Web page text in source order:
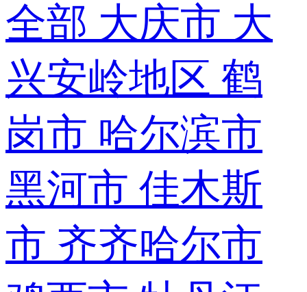
全部 大庆市 大
兴安岭地区 鹤
岗市 哈尔滨市
黑河市 佳木斯
市 齐齐哈尔市